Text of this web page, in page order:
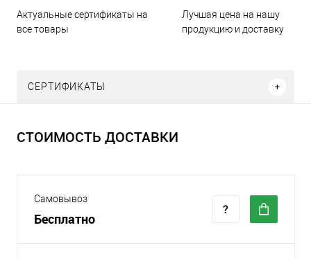
Актуальные сертификаты на
все товары
Лучшая цена на нашу
продукцию и доставку
СЕРТИФИКАТЫ
СТОИМОСТЬ ДОСТАВКИ
Самовывоз
Бесплатно